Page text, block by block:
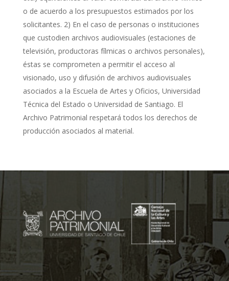
o de acuerdo a los presupuestos estimados por los
solicitantes. 2) En el caso de personas o instituciones
que custodien archivos audiovisuales (estaciones de
televisión, productoras fílmicas o archivos personales),
éstas se comprometen a permitir el acceso al
visionado, uso y difusión de archivos audiovisuales
asociados a la Escuela de Artes y Oficios, Universidad
Técnica del Estado o Universidad de Santiago. El
Archivo Patrimonial respetará todos los derechos de
producción asociados al material.